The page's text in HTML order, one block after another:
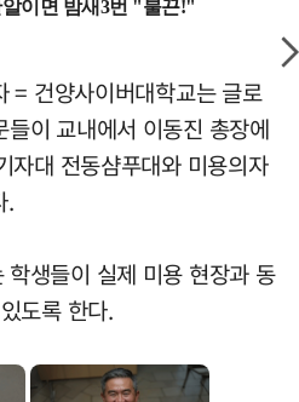
= 건양사이버대학교는 글로
이 교내에서 이동진 총장에
자대 전동샴푸대와 미용의자
.
생들이 실제 미용 현장과 동
도록 한다.